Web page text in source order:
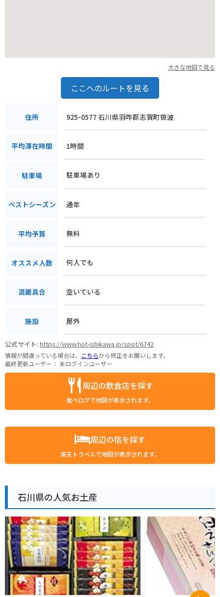
大きな地図で見る
ここへのルートを見る
住所 925-0577 石川県羽咋郡志賀町笹波
平均滞在時間 1時間
駐車場 駐車場あり
ベストシーズン 通年
平均予算 無料
オススメ人数 何人でも
混雑具合 空いている
施設 屋外
公式サイト:https://www.hot-ishikawa.jp/spot/6742
情報が間違っている場合は、 こちらから修正をお願いします。
最終更新ユーザー： 未ログインユーザー
周辺の飲食店を探す
食べログで地図が表示されます。
周辺の宿を探す
楽天トラベルで地図が表示されます。
石川県の人気お土産